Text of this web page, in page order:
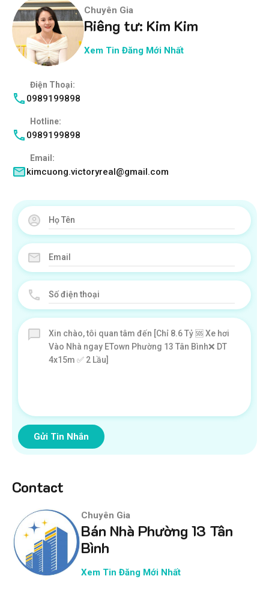
Chuyên Gia
Riêng tư: Kim Kim
Xem Tin Đăng Mới Nhất
Điện Thoại:
0989199898
Hotline:
0989199898
Email:
kimcuong.victoryreal@gmail.com
Gửi Tin Nhắn
Contact
Chuyên Gia
Bán Nhà Phường 13 Tân
Bình
Xem Tin Đăng Mới Nhất